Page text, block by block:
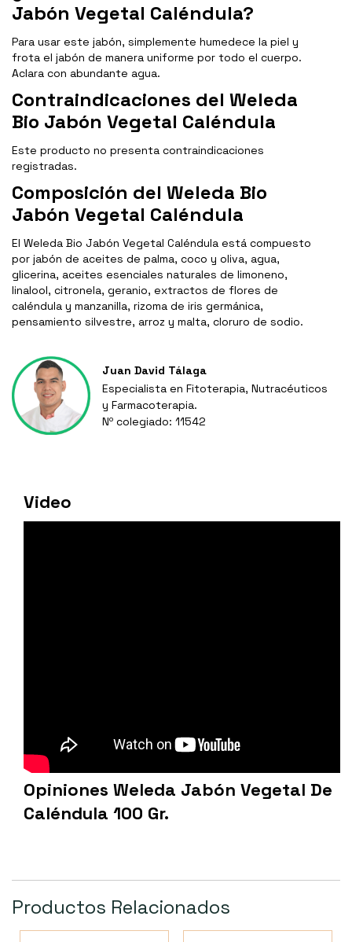
Jabón Vegetal Caléndula?
Para usar este jabón, simplemente humedece la piel y
frota el jabón de manera uniforme por todo el cuerpo.
Aclara con abundante agua.
Contraindicaciones del Weleda
Bio Jabón Vegetal Caléndula
Este producto no presenta contraindicaciones
registradas.
Composición del Weleda Bio
Jabón Vegetal Caléndula
El Weleda Bio Jabón Vegetal Caléndula está compuesto
por jabón de aceites de palma, coco y oliva, agua,
glicerina, aceites esenciales naturales de limoneno,
linalool, citronela, geranio, extractos de flores de
caléndula y manzanilla, rizoma de iris germánica,
pensamiento silvestre, arroz y malta, cloruro de sodio.
Juan David Tálaga
Especialista en Fitoterapia, Nutracéuticos
y Farmacoterapia.
Nº colegiado: 11542
Video
Opiniones Weleda Jabón Vegetal De
Caléndula 100 Gr.
Productos Relacionados